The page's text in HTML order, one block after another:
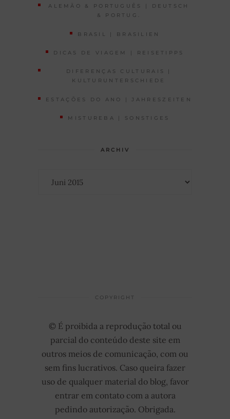
ALEMÃO & PORTUGUÊS | DEUTSCH
& PORTUG.
BRASIL | BRASILIEN
DICAS DE VIAGEM | REISETIPPS
DIFERENÇAS CULTURAIS |
KULTURUNTERSCHIEDE
ESTAÇÕES DO ANO | JAHRESZEITEN
MISTUREBA | SONSTIGES
ARCHIV
COPYRIGHT
© É proibida a reprodução total ou
parcial do conteúdo deste site em
outros meios de comunicação, com ou
sem fins lucrativos. Caso queira fazer
uso de qualquer material do blog, favor
entrar em contato com a autora
pedindo autorização. Obrigada.